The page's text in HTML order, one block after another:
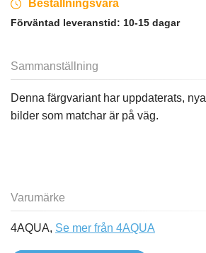
Beställningsvara
Förväntad leveranstid: 10-15 dagar
Sammanställning
Denna färgvariant har uppdaterats, nya
bilder som matchar är på väg.
Varumärke
4AQUA, Se mer från 4AQUA